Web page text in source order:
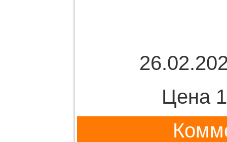
Цена